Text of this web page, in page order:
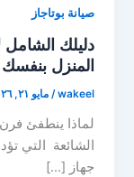
صيانة بوتاجاز
دليلك الشامل
المنزل بنفسك
wakeel
/مايو ٢١, ٢٠٢٦
لماذا ينطفئ
الشائعة التي
جهاز […]